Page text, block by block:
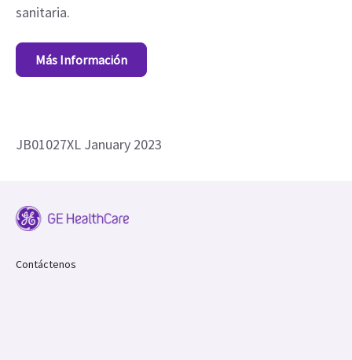
sanitaria.
Más Información
JB01027XL January 2023
Contáctenos